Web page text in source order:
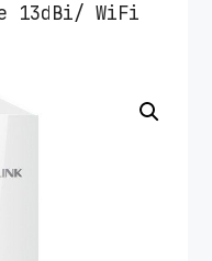
13dBi/ WiFi